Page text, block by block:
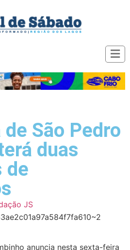
São Pedro
duas
de
JS
anuncia nesta sexta-feira